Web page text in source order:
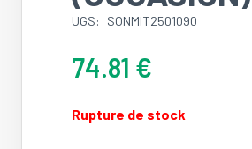
UGS: SONMIT2501090
74.81 €
Rupture de stock